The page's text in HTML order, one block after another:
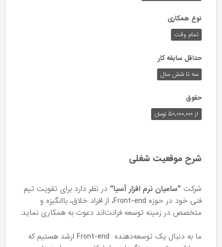
نوع همکاری
تمام وقت
حداقل سابقه کار
سه تا شش سال
حقوق
از ۵۰,۰۰۰,۰۰۰ تومان
شرح موقعیت شغلی
شرکت "سامیان نرم افزار آسیا" در نظر دارد برای تقویت تیم
فنی خود در حوزه Front-end، از افراد خلاق، باانگیزه و
متخصص در زمینه توسعه فرانت‌اند دعوت به همکاری نماید.
ما به دنبال یک توسعه‌دهنده Front-end ارشد هستیم که